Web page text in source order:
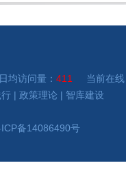
访问量： 411
当前在线
| 政策理论 | 智库建设
ICP备14086490号